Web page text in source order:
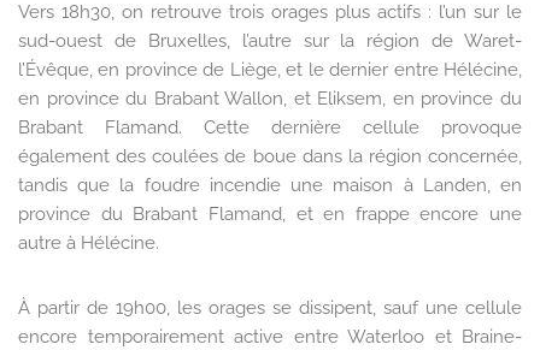
Vers 18h30, on retrouve trois orages plus actifs : l’un sur le
sud-ouest de Bruxelles, l’autre sur la région de Waret-
l’Évêque, en province de Liège, et le dernier entre Hélécine,
en province du Brabant Wallon, et Eliksem, en province du
Brabant Flamand. Cette dernière cellule provoque
également des coulées de boue dans la région concernée,
tandis que la foudre incendie une maison à Landen, en
province du Brabant Flamand, et en frappe encore une
autre à Hélécine.
À partir de 19h00, les orages se dissipent, sauf une cellule
encore temporairement active entre Waterloo et Braine-